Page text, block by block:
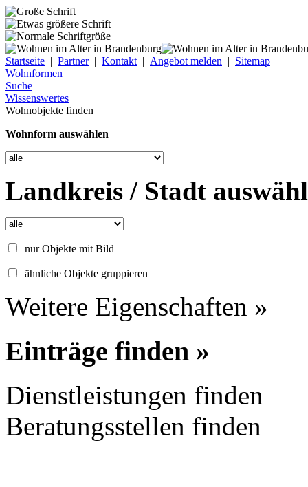
Startseite | Partner| Kontakt | Angebot melden | Sitemap
Wohnformen
Suche
Wissenswertes
Wohnobjekte finden
Wohnform auswählen
Landkreis / Stadt
nur Objekte mit Bild
ähnliche Objekte gruppieren
Weitere Eigenschaften »
Einträge finden »
Dienstleistungen finden
Beratungsstellen finden